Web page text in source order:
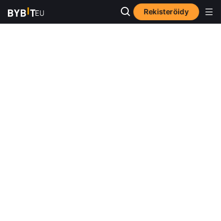
Rekisteröidy